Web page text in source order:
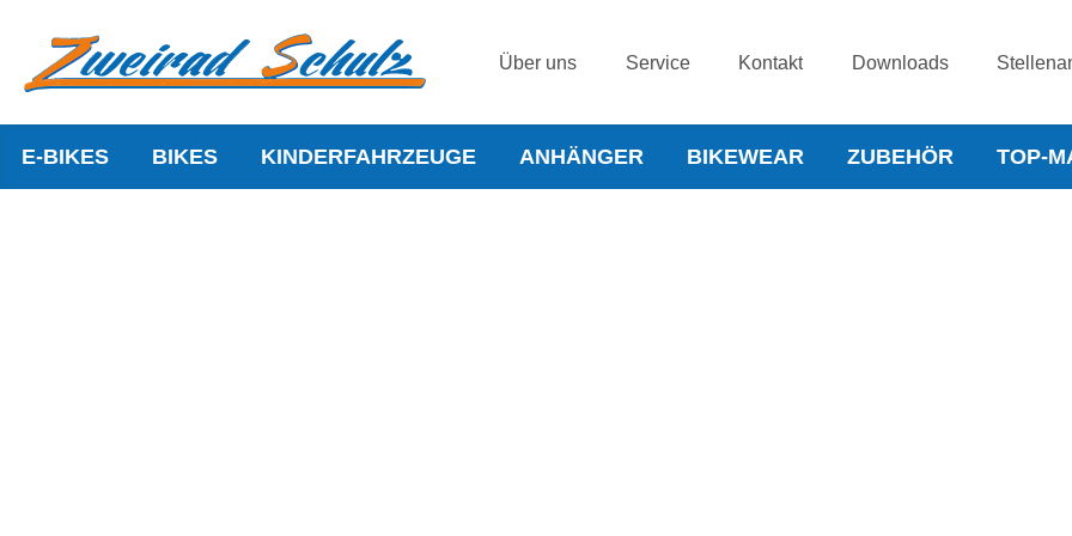
Über uns Service Kontakt Downloads
E-BIKES BIKES KINDERFAHRZEUGE ANHÄNGER BIKEWEAR ZUBEHÖR TOP-